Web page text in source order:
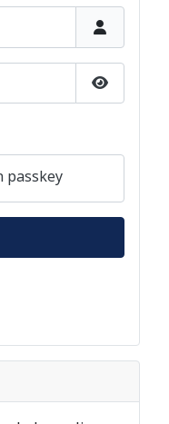
Toon
passkey